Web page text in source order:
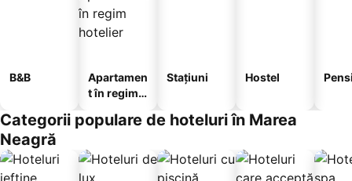
B&B
Apartamen
t în regim
Stațiuni Hostel
Categorii populare de hoteluri în Marea
Neagră